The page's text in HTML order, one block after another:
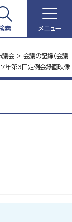
索 メニュー
議会 > 会議の記録（会議
年第3回定例会録画映像